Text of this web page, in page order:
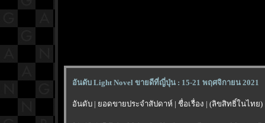
อันดับ Light Novel ขายดีที่ญี่ปุ่น : 15-21 พฤศจิกายน 2021
อันดับ | ยอดขายประจำสัปดาห์ | ชื่อเรื่อง | (ลิขสิทธิ์ในไทย)